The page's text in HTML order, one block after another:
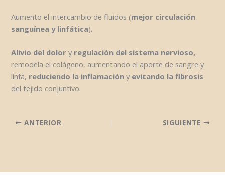
Aumento el intercambio de fluidos (mejor circulación
sanguínea y linfática).
Alivio del dolor y regulación del sistema nervioso,
remodela el colágeno, aumentando el aporte de sangre y
linfa, reduciendo la inflamación y evitando la fibrosis
del tejido conjuntivo.
ANTERIOR SIGUIENTE